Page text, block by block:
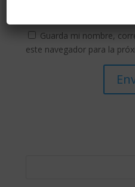
Guarda mi nombre,
este navegador para la